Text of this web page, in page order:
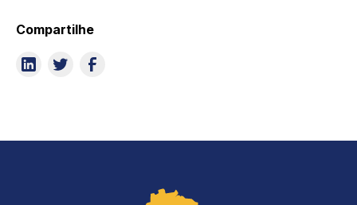
Compartilhe